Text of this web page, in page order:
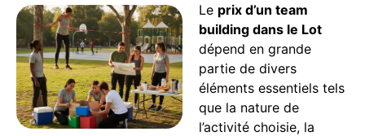
Le prix d’un team
building dans le Lot
dépend en grande
partie de divers
éléments essentiels tels
que la nature de
l’activité choisie, la